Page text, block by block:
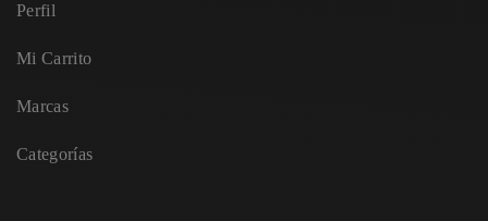
Perfil
Mi Carrito
Marcas
Categorías